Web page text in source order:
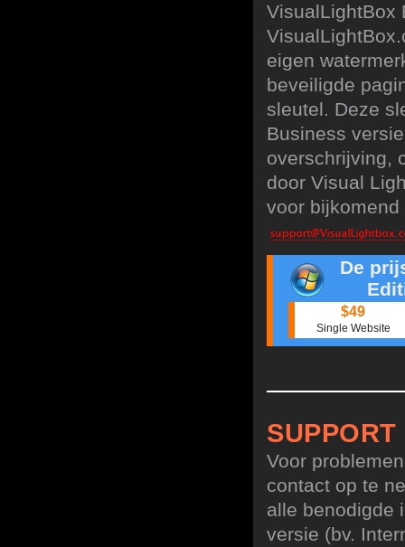
VisualLightBox
eigen
beveiligde
sleutel. Deze
Business
overschrijving,
door Visual
voor
De
$49
Single Website
SUPPORT
Voor
contact op te
alle benodigde
versie (bv.